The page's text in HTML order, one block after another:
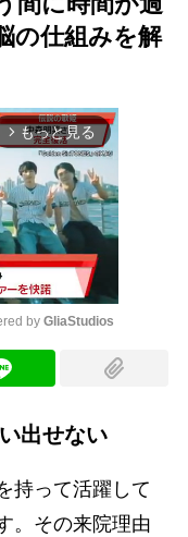
の仕組みを解
arrow_forward_ios もっと見る
by GliaStudios
出せない
持って活躍して
。その来院理由